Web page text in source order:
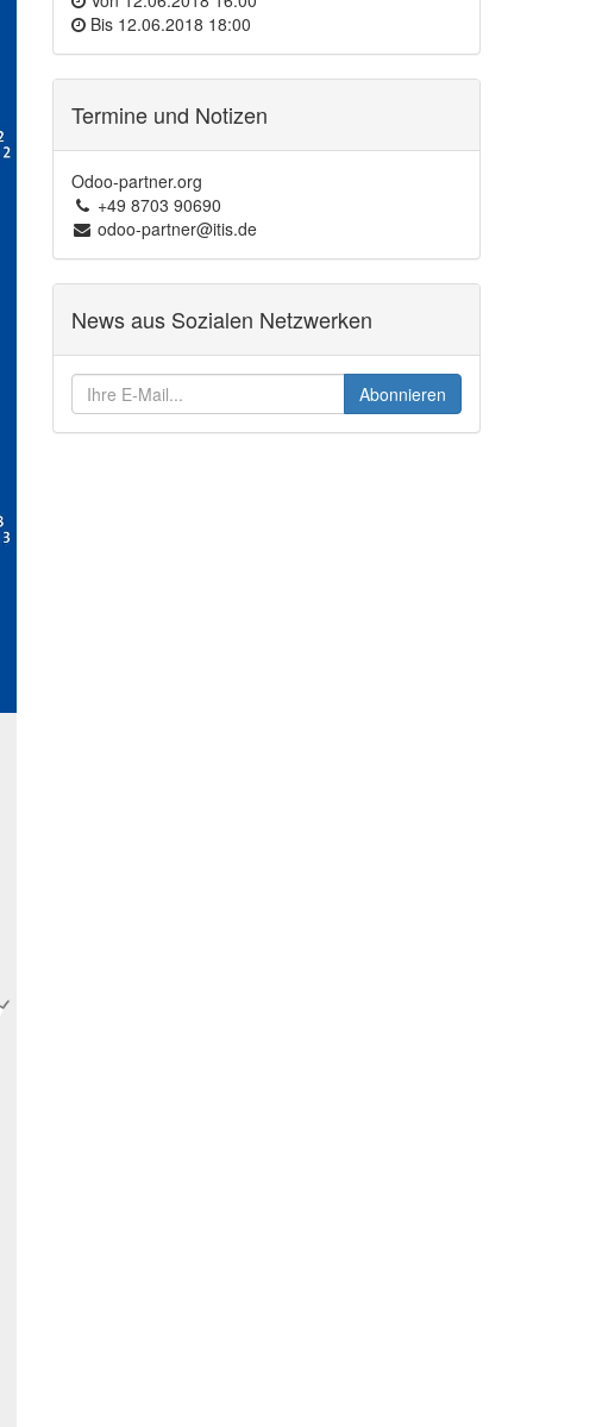
Bis 12.06.2018 18:00
Termine und Notizen
Odoo-partner.org
+49 8703 90690
odoo-partner@itis.de
News aus Sozialen Netzwerken
Abonnieren